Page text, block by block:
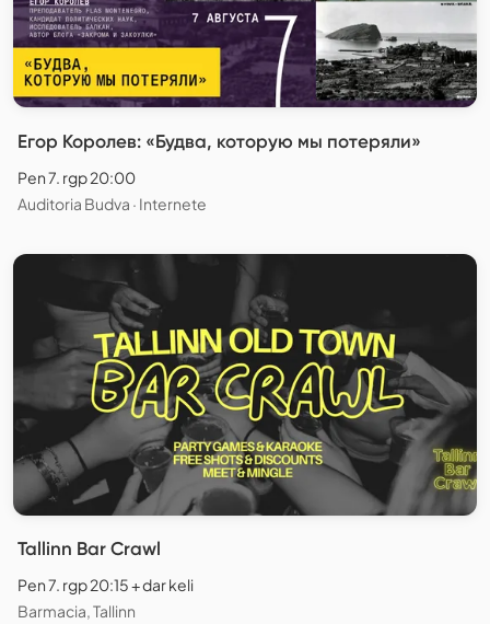
Егор Королев: «Будва, которую мы потеряли»
Pen 7. rgp 20:00
Auditoria Budva · Internete
Tallinn Bar Crawl
Pen 7. rgp 20:15 + dar keli
Barmacia, Tallinn